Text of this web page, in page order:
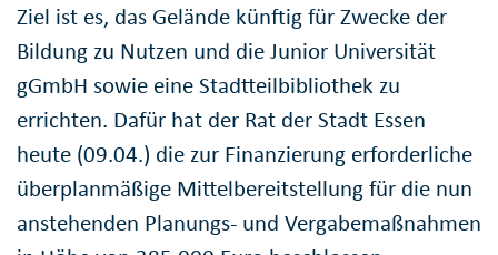
Ziel ist es, das Gelände künftig für Zwecke der
Bildung zu Nutzen und die Junior Universität
gGmbH sowie eine Stadtteilbibliothek zu
errichten. Dafür hat der Rat der Stadt Essen
heute (09.04.) die zur Finanzierung erforderliche
überplanmäßige Mittelbereitstellung für die nun
anstehenden Planungs- und Vergabemaßnahmen